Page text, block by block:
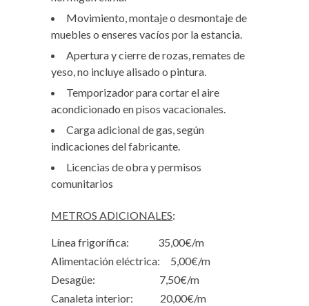
Movimiento, montaje o desmontaje de
muebles o enseres vacíos por la estancia.
Apertura y cierre de rozas, remates de
yeso, no incluye alisado o pintura.
Temporizador para cortar el aire
acondicionado en pisos vacacionales.
Carga adicional de gas, según
indicaciones del fabricante.
Licencias de obra y permisos
comunitarios
METROS ADICIONALES:
Línea frigorífica: 35,00€/m
Alimentación eléctrica: 5,00€/m
Desagüe: 7,50€/m
Canaleta interior: 20,00€/m